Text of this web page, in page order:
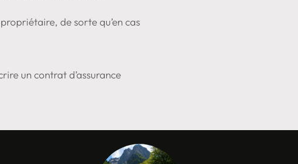
de sorte qu’en cas
un contrat d’assurance